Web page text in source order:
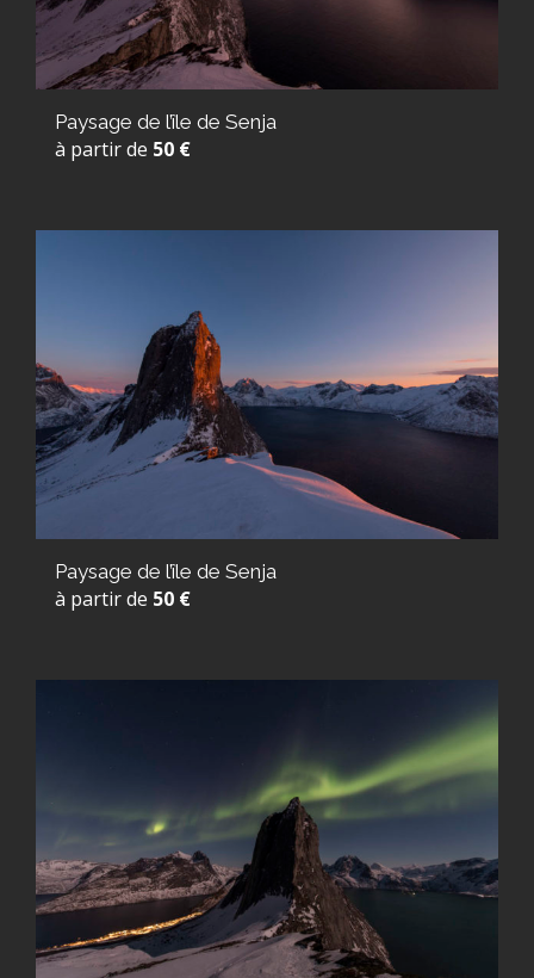
Paysage de l’île de Senja
à partir de 50 €
Paysage de l’île de Senja
à partir de 50 €